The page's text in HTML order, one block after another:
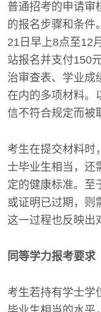
普通招考的申请审
的报名步骤和条件
21日早上8点至12
站报名并支付150
治审查表、学业成
在内的多项材料。
信不符合规定而被
考生在提交材料时
士毕业生相当，还
定的健康标准。至
或证明已过期，则
这一过程也反映出
同等学力报考要求
考生若持有学士学